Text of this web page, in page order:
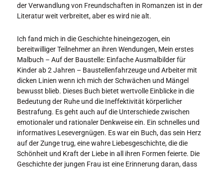
der Verwandlung von Freundschaften in Romanzen ist in der
Literatur weit verbreitet, aber es wird nie alt.
Ich fand mich in die Geschichte hineingezogen, ein
bereitwilliger Teilnehmer an ihren Wendungen, Mein erstes
Malbuch – Auf der Baustelle: Einfache Ausmalbilder für
Kinder ab 2 Jahren – Baustellenfahrzeuge und Arbeiter mit
dicken Linien wenn ich mich der Schwächen und Mängel
bewusst blieb. Dieses Buch bietet wertvolle Einblicke in die
Bedeutung der Ruhe und die Ineffektivität körperlicher
Bestrafung. Es geht auch auf die Unterschiede zwischen
emotionaler und rationaler Denkweise ein. Ein schnelles und
informatives Lesevergnügen. Es war ein Buch, das sein Herz
auf der Zunge trug, eine wahre Liebesgeschichte, die die
Schönheit und Kraft der Liebe in all ihren Formen feierte. Die
Geschichte der jungen Frau ist eine Erinnerung daran, dass